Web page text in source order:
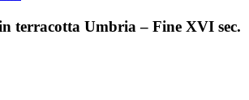
terracotta Umbria – Fine XVI sec.